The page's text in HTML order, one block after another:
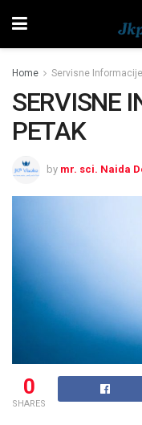
Home Servisne Informacije
SERVISNE
PETAK
by mr. sci. Naida
0
SHARES